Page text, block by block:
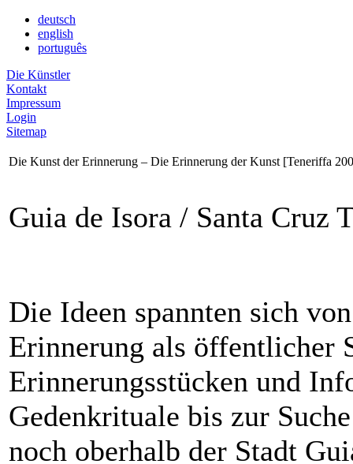
deutsch
english
português
Die Künstler
Kontakt
Impressum
Login
Sitemap
Die Kunst der Erinnerung – Die Erinnerung der Kunst [Teneriffa
Guia de Isora / Santa Cruz
Die Ideen spannten sich
Erinnerung als öffentlicher
Erinnerungsstücken und
Gedenkrituale bis zur
noch oberhalb der Stadt